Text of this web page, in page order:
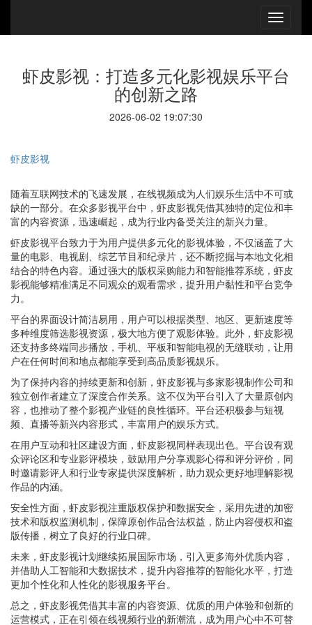
虾皮影视：打造多元化影视娱乐平台
的创新之路
2026-06-02 19:07:30
虾皮影视
随着互联网技术的飞速发展，在线视频成为人们娱乐生活中不可或
缺的一部分。在众多影视平台中，虾皮影视凭借其独特的定位和丰
富的内容资源，迅速崛起，成为行业内备受关注的新兴力量。
虾皮影视平台致力于为用户提供多元化的影视体验，不仅涵盖了大
量的电影、电视剧、综艺节目和纪录片，还不断挖掘与本地文化相
结合的特色内容。通过强大的版权采购能力和智能推荐系统，虾皮
影视能够精准满足不同观众的观看需求，提升用户黏性和平台竞争
力。
平台的界面设计简洁易用，用户可以根据类型、地区、更新速度等
多种维度筛选影视资源，极大地方便了观影体验。此外，虾皮影视
还支持多终端同步播放，手机、平板和智能电视的无缝联动，让用
户在任何时间和地点都能享受到高品质影视娱乐。
为了保持内容的持续更新和创新，虾皮影视与多家影视制作公司和
独立创作者建立了深度合作关系。这不仅为平台引入了大量原创内
容，也推动了整个影视产业链的良性循环。平台还积极参与短视
频、直播等新兴内容形式，丰富用户的娱乐方式。
在用户互动和社区建设方面，虾皮影视同样表现出色。平台设有观
众评论区和专业影评模块，鼓励用户分享观影心得和评分评价，同
时邀请影评人和行业专家提供深度解析，助力观众更好地理解影视
作品的内涵。
安全性方面，虾皮影视注重版权保护和数据安全，采用先进的加密
技术和版权监测机制，保障原创作品合法权益，防止内容侵权和盗
版传播，树立了良好的行业口碑。
未来，虾皮影视计划继续拓展国际市场，引入更多海外优质内容，
并借助人工智能和大数据技术，提升内容推荐的智能化水平，打造
更加个性化和人性化的影视服务平台。
总之，虾皮影视凭借其丰富的内容资源、优质的用户体验和创新的
运营模式，正在引领在线视频行业的新潮流，成为用户心中不可替